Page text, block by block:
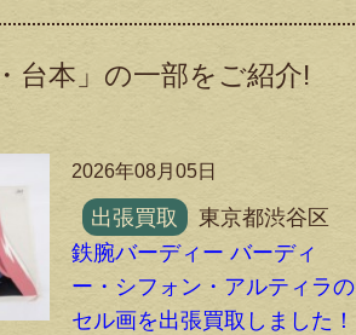
台本」の一部をご紹介!
2026年08月05日
出張買取
東京都渋谷区
鉄腕バーディー バーディ
ー・シフォン・アルティラの
セル画を出張買取しました！